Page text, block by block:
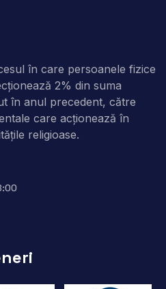
în care persoanele fizice
2% din suma
în anul precedent, către
care acţionează în
religioase.